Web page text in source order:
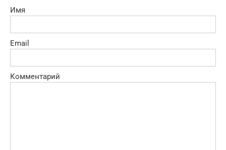
Имя
Email
Комментарий